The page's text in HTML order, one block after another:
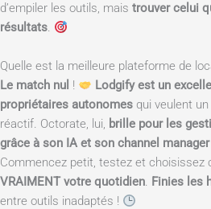
d’empiler les outils, mais trouver celui
résultats.
Quelle est la meilleure plateforme de
Le match nul !
Lodgify est un
propriétaires autonomes qui veulent
réactif. Octorate, lui, brille pour les
grâce à son IA et son channel
Commencez petit, testez et choisissez
VRAIMENT votre quotidien. Finies les
entre outils inadaptés !